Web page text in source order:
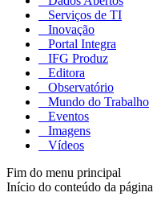
Serviços de TI
Inovação
Portal Integra
IFG Produz
Editora
Observatório
Mundo do Trabalho
Eventos
Imagens
Vídeos
Fim do menu principal
Início do conteúdo da página